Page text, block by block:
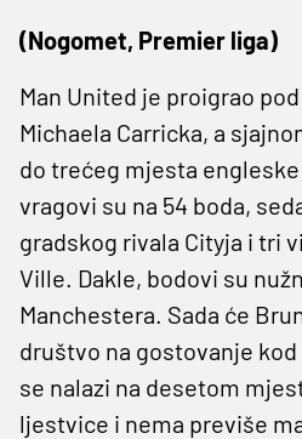
(Nogomet, Premier liga)
Man United je proigrao
Michaela Carricka, a
do trećeg mjesta
vragovi su na 54 boda,
gradskog rivala Cityja i tri
Ville. Dakle, bodovi su
Manchestera. Sada će
društvo na gostovanje
se nalazi na desetom
ljestvice i nema previše